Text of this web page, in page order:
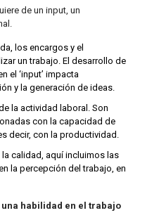
de un input, un
los encargos y el
un trabajo. El desarrollo de
el ‘input’ impacta
y la generación de ideas.
la actividad laboral. Son
con la capacidad de
decir, con la productividad.
la calidad, aquí incluimos las
la percepción del trabajo, en
habilidad en el trabajo